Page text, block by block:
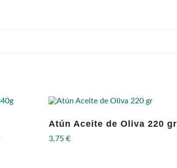
Atún Aceite de Oliva 220 gr
3,75 €